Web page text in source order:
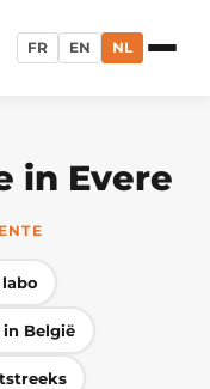
FR EN NL
in Evere
in België